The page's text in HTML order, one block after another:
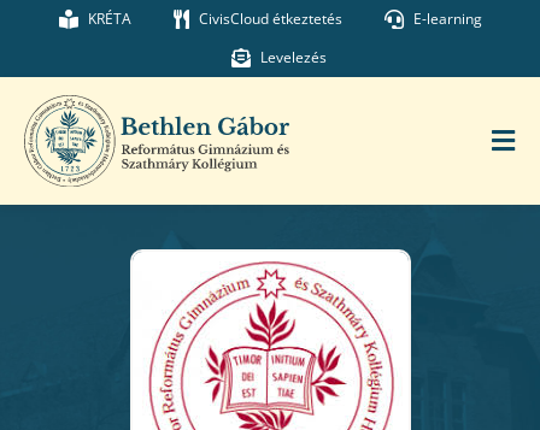
Kihagyás KRÉTA CivisCloud étkeztetés
E-learning
Levelezés
Munkatársaink